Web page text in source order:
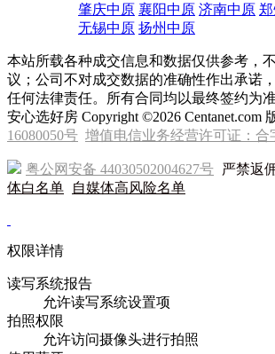
肇庆中原 襄阳中原 济南中原
无锡中原 扬州中原
本站所载各种成交信息和数据仅供参考，
议；公司不对成交数据的准确性作出承诺
任何法律责任。所有合同均以最终签约为准
安心选好房 Copyright ©2026 Centanet.com
16080050号 增值电信业务经营许可证：合
粤公网安备 44030502004627号 严禁返
体白名单
自媒体高风险名单
权限详情
读写系统报告
允许读写系统设置项
拍照权限
允许访问摄像头进行拍照